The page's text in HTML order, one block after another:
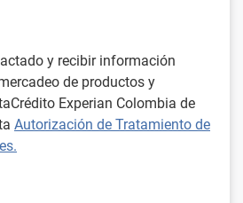
y recibir información
de productos y
Experian Colombia de
Autorización de Tratamiento de